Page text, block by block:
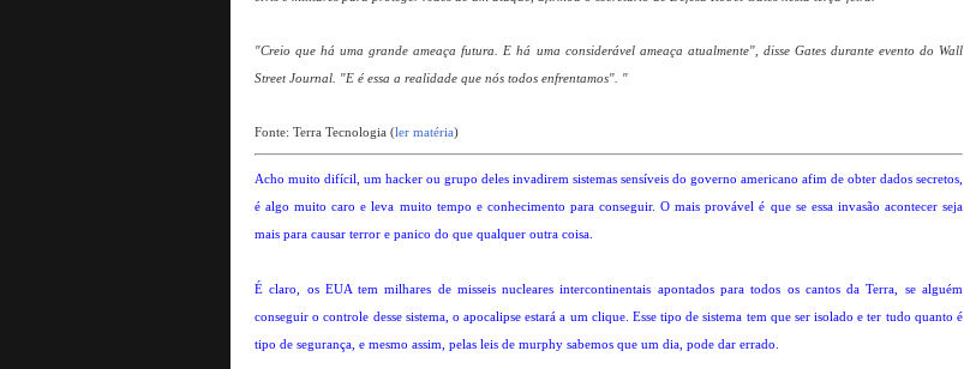
"Creio que há uma grande ameaça futura. E há uma considerável ameaça atualmente", disse Gates durante evento do Wall
Street Journal. "E é essa a realidade que nós todos enfrentamos". "
Fonte: Terra Tecnologia (ler matéria)
Acho muito difícil, um hacker ou grupo deles invadirem sistemas sensíveis do governo americano afim de obter dados secretos,
é algo muito caro e leva muito tempo e conhecimento para conseguir. O mais provável é que se essa invasão acontecer seja
mais para causar terror e panico do que qualquer outra coisa.
É claro, os EUA tem milhares de misseis nucleares intercontinentais apontados para todos os cantos da Terra, se alguém
conseguir o controle desse sistema, o apocalipse estará a um clique. Esse tipo de sistema tem que ser isolado e ter tudo quanto é
tipo de segurança, e mesmo assim, pelas leis de murphy sabemos que um dia, pode dar errado.